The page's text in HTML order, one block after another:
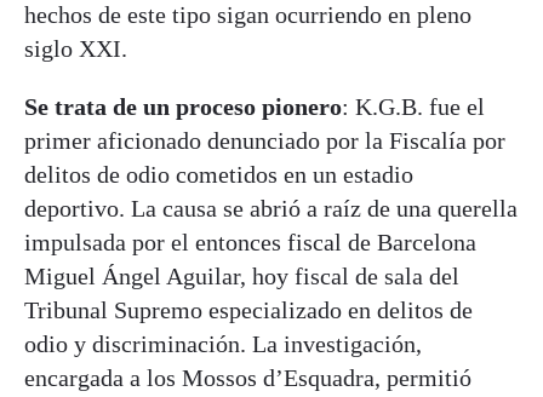
hechos de este tipo sigan ocurriendo en pleno
siglo XXI.
Se trata de un proceso pionero: K.G.B. fue el
primer aficionado denunciado por la Fiscalía por
delitos de odio cometidos en un estadio
deportivo. La causa se abrió a raíz de una querella
impulsada por el entonces fiscal de Barcelona
Miguel Ángel Aguilar, hoy fiscal de sala del
Tribunal Supremo especializado en delitos de
odio y discriminación. La investigación,
encargada a los Mossos d’Esquadra, permitió